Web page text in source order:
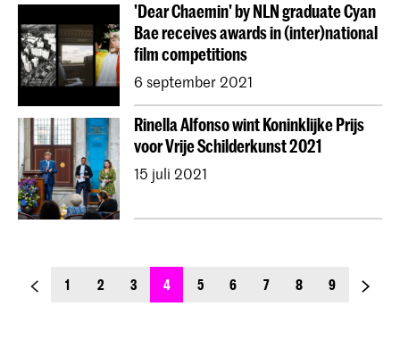
'Dear Chaemin' by NLN graduate Cyan
Bae receives awards in (inter)national
film competitions
6 september 2021
Rinella Alfonso wint Koninklijke Prijs
voor Vrije Schilderkunst 2021
15 juli 2021
previous_page
1 2 3 4 5 6 7 8 9